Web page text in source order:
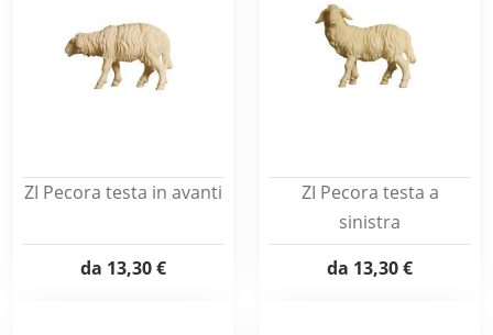
ZI Pecora testa in avanti
da 13,30 €
ZI Pecora testa a
sinistra
da 13,30 €